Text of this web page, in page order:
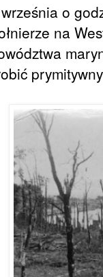
o
na